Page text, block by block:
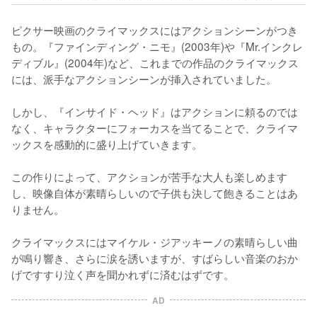
ピクサー映画のクライマックスにはアクションシーンがつき
もの。『ファインディング・ニモ』(2003年)や『Mr.インクレ
ディブル』(2004年)など、これまでの作品のクライマックス
には、派手なアクションシーンが挿入されていました。
しかし、『インサイド・ヘッド』はアクションに頼るのでは
なく、キャラクターにフォーカスを当てることで、クライマ
ックスを感動的に盛り上げていきます。
この作りによって、アクションが苦手な大人も楽しめます
し、映像自体が素晴らしいので子供も決して飽きることはあ
りません。
クライマックスにはマイケル・ジアッキーノの素晴らしい曲
が鳴り響き、さらに涙を誘いますが、すばらしい音楽のおか
げですすり泣く声を聞かれずに済むはずです。
AD